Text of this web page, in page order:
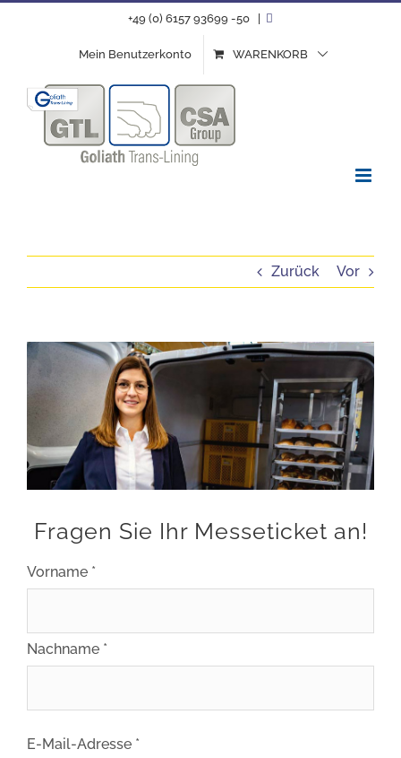
+49 (0) 6157 93699 -50
Mein Benutzerkonto WARENKORB
Zurück Vor
Zeige
grösseres
Fragen Sie Ihr Messeticket an!
Vorname *
Nachname *
E-Mail-Adresse *